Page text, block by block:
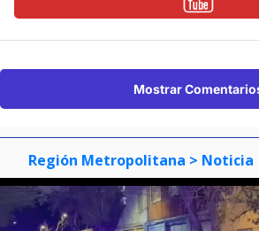
Mostrar
Región Metropolitana > Noticia